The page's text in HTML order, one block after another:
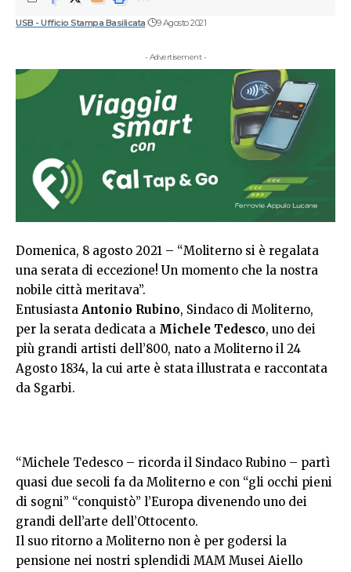
USB - Ufficio Stampa Basilicata 9 Agosto 2021
- Advertisement -
Domenica, 8 agosto 2021 – “Moliterno si è regalata
una serata di eccezione! Un momento che la nostra
nobile città meritava”.
Entusiasta Antonio Rubino, Sindaco di Moliterno,
per la serata dedicata a Michele Tedesco, uno dei
più grandi artisti dell’800, nato a Moliterno il 24
Agosto 1834, la cui arte è stata illustrata e raccontata
da Sgarbi.
“Michele Tedesco – ricorda il Sindaco Rubino – partì
quasi due secoli fa da Moliterno e con “gli occhi pieni
di sogni” “conquistò” l’Europa divenendo uno dei
grandi dell’arte dell’Ottocento.
Il suo ritorno a Moliterno non è per godersi la
pensione nei nostri splendidi MAM Musei Aiello